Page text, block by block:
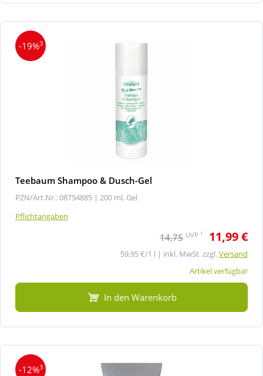
-19%3
Teebaum Shampoo & Dusch-Gel
PZN/Art.Nr.: 08754885 | 200 ml, Gel
Pflichtangaben
14,75 UVP 1 11,99 €
59,95 €/1 l | inkl. MwSt. zzgl.Versand
Artikel verfügbar
In den Warenkorb
-12%3